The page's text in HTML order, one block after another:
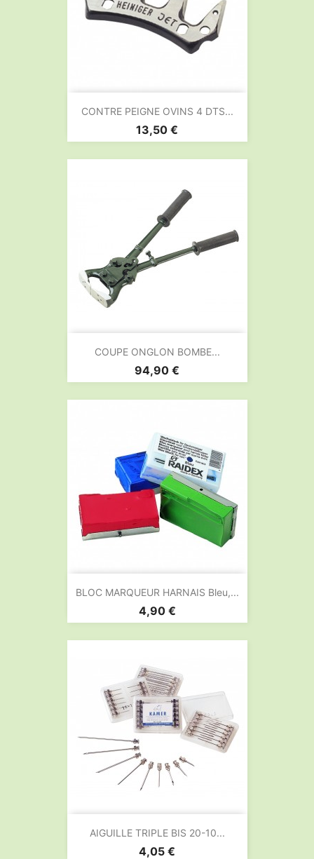
CONTRE PEIGNE OVINS 4 DTS...
Prix
13,50 €
COUPE ONGLON BOMBE...
Prix
94,90 €
BLOC MARQUEUR HARNAIS Bleu,...
Prix
4,90 €
AIGUILLE TRIPLE BIS 20-10...
Prix
4,05 €